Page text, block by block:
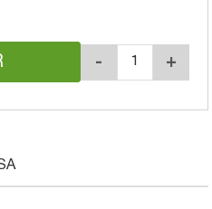
- +